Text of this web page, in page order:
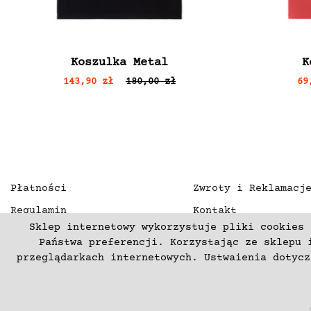
Sklep internetowy wykorzystuje pliki cookies
Państwa preferencji. Korzystając ze sklepu
przeglądarkach internetowych. Ustwaienia
Koszulka Metal
143,90 zł 180,00 zł
Płatności
Regulamin
Polityka prywatności
Deklaracja dostępności
Zwroty i Reklamacje
Kontakt
O nas